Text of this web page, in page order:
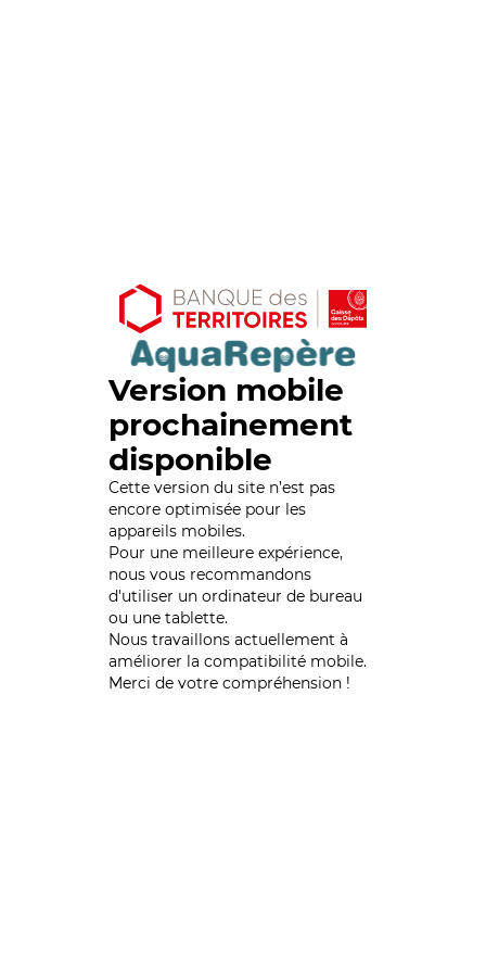
Version mobile
prochainement
disponible
Cette version du site n’est pas
encore optimisée pour les
appareils mobiles.
Pour une meilleure expérience,
nous vous recommandons
d'utiliser un ordinateur de bureau
ou une tablette.
Nous travaillons actuellement à
améliorer la compatibilité mobile.
Merci de votre compréhension !